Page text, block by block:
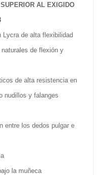
AL EXIGIDO
Lycra de alta flexibilidad
de flexión y
de alta resistencia en
nudillos y falanges
entre los dedos pulgar e
la muñeca